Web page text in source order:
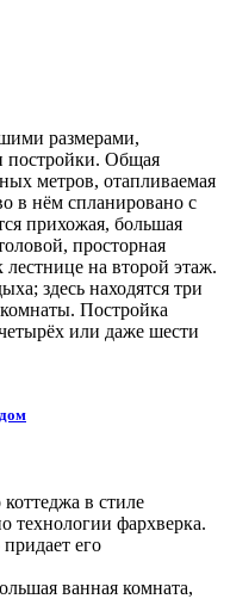
размерами,
постройки. Общая
метров, отапливаемая
в нём спланировано с
прихожая, большая
просторная
на второй этаж.
здесь находятся три
Постройка
или даже шести
в стиле
технологии фархверка.
его
ванная комната,